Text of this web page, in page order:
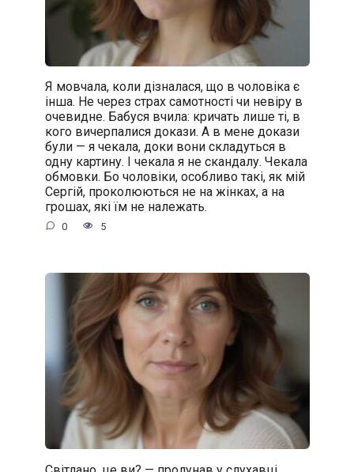
Я мовчала, коли дізналася, що в чоловіка є
інша. Не через страх самотності чи невіру в
очевидне. Бабуся вчила: кричать лише ті, в
кого вичерпалися докази. А в мене докази
були — я чекала, доки вони складуться в
одну картину. І чекала я не скандалу. Чекала
обмовки. Бо чоловіки, особливо такі, як мій
Сергій, проколюються не на жінках, а на
грошах, які їм не належать.
0 5